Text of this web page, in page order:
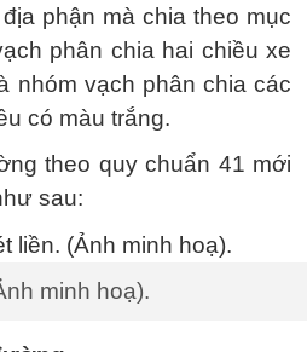
phận mà chia theo mục
phân chia hai chiều xe
nhóm vạch phân chia các
có màu trắng.
theo quy chuẩn 41 mới
sau:
minh hoạ).